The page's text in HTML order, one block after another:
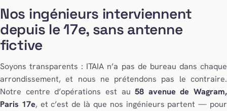
Nos ingénieurs interviennent
depuis le 17e, sans antenne
fictive
Soyons transparents : ITAIA n’a pas de bureau dans chaque
arrondissement, et nous ne prétendons pas le contraire.
Notre centre d’opérations est au58 avenue de Wagram,
Paris 17e, et c’est de là que nos ingénieurs partent — pour